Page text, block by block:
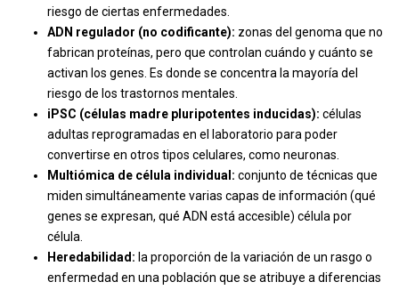
riesgo de ciertas enfermedades.
ADN regulador (no codificante): zonas del genoma que no
fabrican proteínas, pero que controlan cuándo y cuánto se
activan los genes. Es donde se concentra la mayoría del
riesgo de los trastornos mentales.
iPSC (células madre pluripotentes inducidas): células
adultas reprogramadas en el laboratorio para poder
convertirse en otros tipos celulares, como neuronas.
Multiómica de célula individual: conjunto de técnicas que
miden simultáneamente varias capas de información (qué
genes se expresan, qué ADN está accesible) célula por
célula.
Heredabilidad: la proporción de la variación de un rasgo o
enfermedad en una población que se atribuye a diferencias